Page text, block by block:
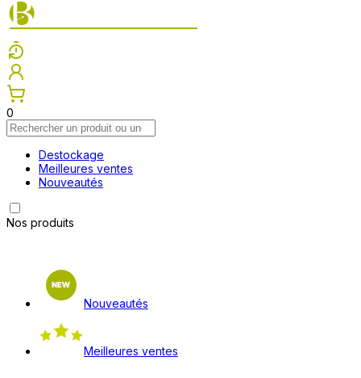
0
Destockage
Meilleures ventes
Nouveautés
Nos produits
Nouveautés
Meilleures ventes